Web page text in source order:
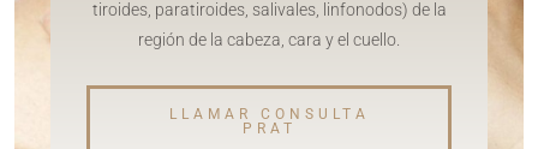
tiroides, paratiroides, salivales, linfonodos) de la
región de la cabeza, cara y el cuello.
LLAMAR CONSULTA
PRAT